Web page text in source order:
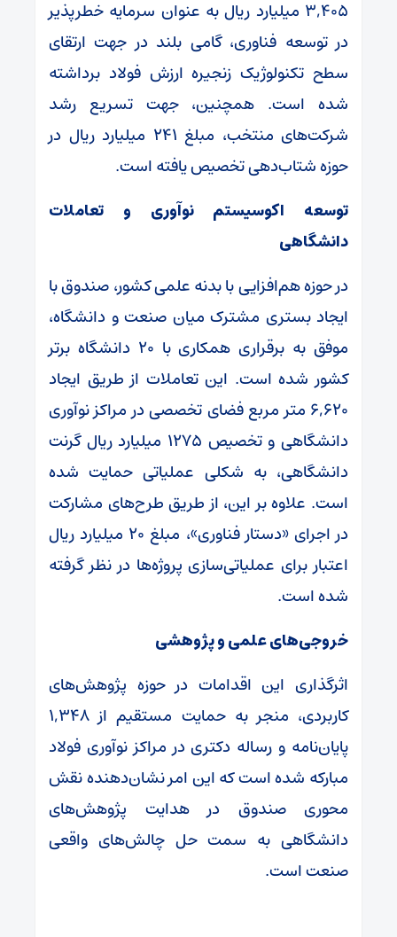
۳,۴۰۵ میلیارد ریال به عنوان سرمایه خطرپذیر
در توسعه فناوری، گامی بلند در جهت ارتقای
سطح تکنولوژیک زنجیره ارزش فولاد برداشته
شده است. همچنین، جهت تسریع رشد
شرکت‌های منتخب، مبلغ ۲۴۱ میلیارد ریال در
حوزه شتاب‌دهی تخصیص یافته است.
توسعه اکوسیستم نوآوری و تعاملات
دانشگاهی
در حوزه هم‌افزایی با بدنه علمی کشور، صندوق با
ایجاد بستری مشترک میان صنعت و دانشگاه،
موفق به برقراری همکاری با ۲۰ دانشگاه برتر
کشور شده است. این تعاملات از طریق ایجاد
۶,۶۲۰ متر مربع فضای تخصصی در مراکز نوآوری
دانشگاهی و تخصیص ۱۲۷۵ میلیارد ریال گرنت
دانشگاهی، به شکلی عملیاتی حمایت شده
است. علاوه بر این، از طریق طرح‌های مشارکت
در اجرای «دستار فناوری»، مبلغ ۲۰ میلیارد ریال
اعتبار برای عملیاتی‌سازی پروژه‌ها در نظر گرفته
شده است.
خروجی‌های علمی و پژوهشی
اثرگذاری این اقدامات در حوزه پژوهش‌های
کاربردی، منجر به حمایت مستقیم از ۱,۳۴۸
پایان‌نامه و رساله دکتری در مراکز نوآوری فولاد
مبارکه شده است که این امر نشان‌دهنده نقش
محوری صندوق در هدایت پژوهش‌های
دانشگاهی به سمت حل چالش‌های واقعی
صنعت است.